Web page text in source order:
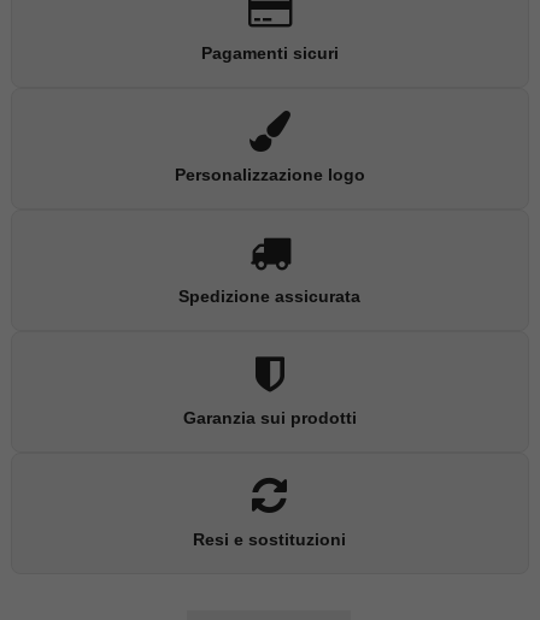
Pagamenti sicuri
Personalizzazione logo
Spedizione assicurata
Garanzia sui prodotti
Resi e sostituzioni